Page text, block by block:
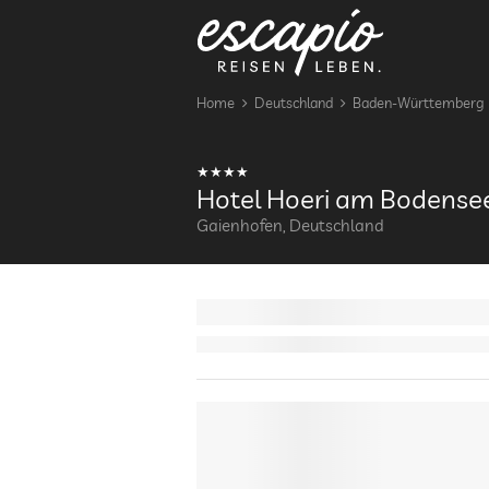
Home Deutschland Baden-Württemberg
Hotel Hoeri am
Gaienhofen, Deutschland